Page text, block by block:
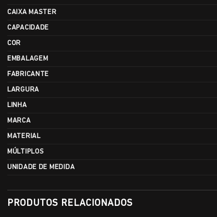
CAIXA MASTER
CAPACIDADE
COR
EMBALAGEM
FABRICANTE
LARGURA
LINHA
MARCA
MATERIAL
MÚLTIPLOS
UNIDADE DE MEDIDA
PRODUTOS RELACIONADOS